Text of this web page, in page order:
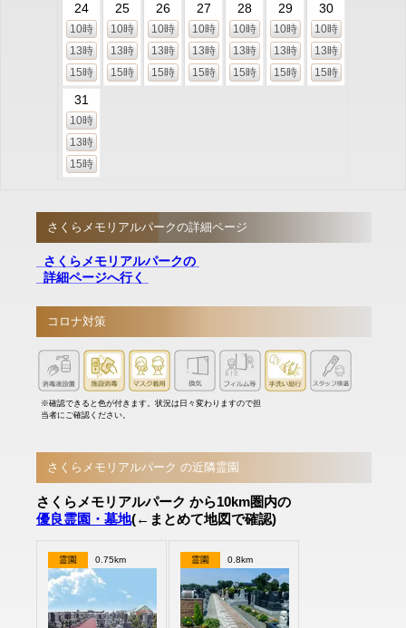
24
10時
13時
15時
25
10時
13時
15時
26
10時
13時
15時
27
10時
13時
15時
28
10時
13時
15時
29
10時
13時
15時
30
10時
13時
15時
31
10時
13時
15時
さくらメモリアルパークの詳細ページ
さくらメモリアルパークの
詳細ページへ行く
コロナ対策
※確認できると色が付きます。状況は日々変わりますので担
当者にご確認ください。
さくらメモリアルパーク の近隣霊園
さくらメモリアルパーク から10km圏内の
優良霊園・墓地(←まとめて地図で確認)
霊園 0.75km 霊園 0.8km